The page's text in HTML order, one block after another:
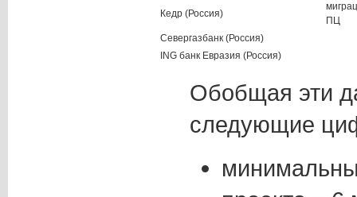
Кедр (Россия)
ПЦ
Севергазбанк (Россия)
ING банк Евразия (Россия)
Обобщая эти
следующие